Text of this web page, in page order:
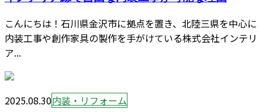
こんにちは！石川県金沢市に拠点を置き、北陸三県を中心に
内装工事や創作家具の製作を手がけている株式会社インテリ
ア...
2025.08.30内装・リフォーム